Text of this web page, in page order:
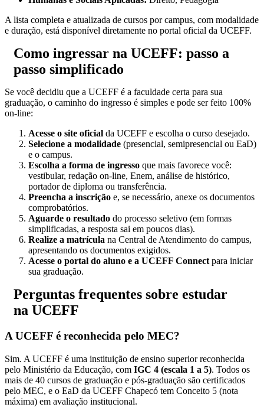
A lista completa e atualizada de cursos por campus, com modalidade
e duração, está disponível diretamente no portal oficial da UCEFF.
Como ingressar na UCEFF: passo a
passo simplificado
Se você decidiu que a UCEFF é a faculdade certa para sua
graduação, o caminho do ingresso é simples e pode ser feito 100%
on-line:
Acesse o site oficial da UCEFF e escolha o curso desejado.
Selecione a modalidade (presencial, semipresencial ou EaD)
e o campus.
Escolha a forma de ingresso que mais favorece você:
vestibular, redação on-line, Enem, análise de histórico,
portador de diploma ou transferência.
Preencha a inscrição e, se necessário, anexe os documentos
comprobatórios.
Aguarde o resultado do processo seletivo (em formas
simplificadas, a resposta sai em poucos dias).
Realize a matrícula na Central de Atendimento do campus,
apresentando os documentos exigidos.
Acesse o portal do aluno e a UCEFF Connect para iniciar
sua graduação.
Perguntas frequentes sobre estudar
na UCEFF
A UCEFF é reconhecida pelo MEC?
Sim. A UCEFF é uma instituição de ensino superior reconhecida
pelo Ministério da Educação, com IGC 4 (escala 1 a 5). Todos os
mais de 40 cursos de graduação e pós-graduação são certificados
pelo MEC, e o EaD da UCEFF Chapecó tem Conceito 5 (nota
máxima) em avaliação institucional.